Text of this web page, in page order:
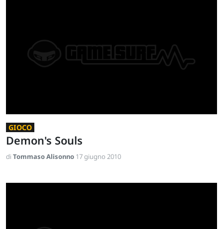
GIOCO
Demon's Souls
di Tommaso Alisonno 17 giugno 2010